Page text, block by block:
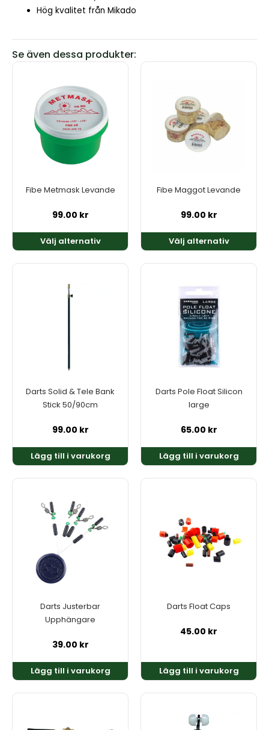
Hög kvalitet frånMikado
Se även dessa produkter:
Fibe Metmask Levande
99.00 kr
Välj alternativ
Den
produkten
varianter.
kan
Fibe Maggot Levande
99.00 kr
Välj alternativ
Den
varianter.
Darts Solid & Tele Bank
Stick 50/90cm
99.00 kr
Lägg till i varukorg
Darts Pole Float Silicon
large
65.00 kr
Lägg till i varukorg
Darts Justerbar
Upphängare
39.00 kr
Lägg till i varukorg
Darts Float Caps
45.00 kr
Lägg till i varukorg